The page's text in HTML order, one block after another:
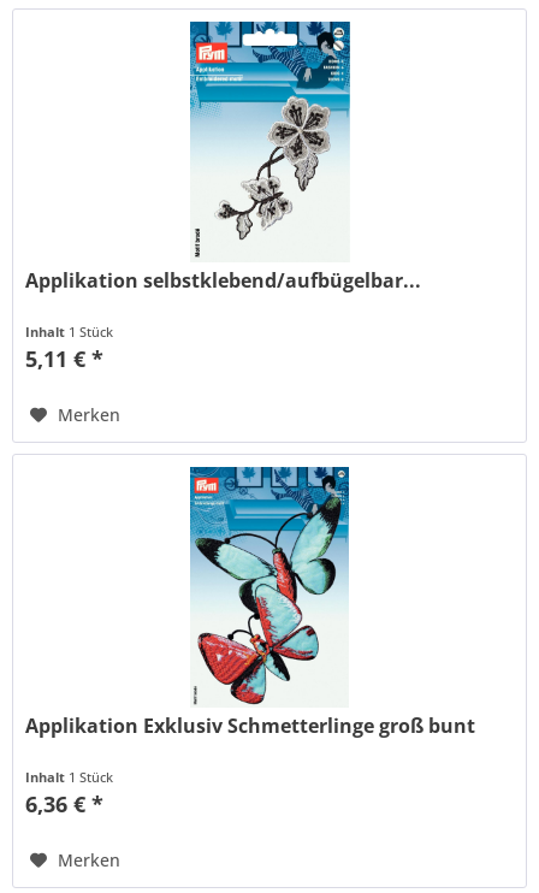
Applikation selbstklebend/aufbügelbar...
Inhalt 1 Stück
5,11 € *
Merken
Applikation Exklusiv Schmetterlinge groß bunt
Inhalt 1 Stück
6,36 € *
Merken